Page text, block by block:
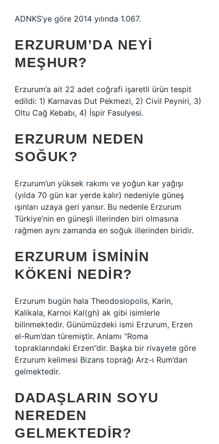
ADNKS’ye göre 2014 yılında 1.067.
ERZURUM’DA NEYI
MEŞHUR?
Erzurum’a ait 22 adet coğrafi işaretli ürün tespit
edildi: 1) Karnavas Dut Pekmezi, 2) Civil Peyniri, 3)
Oltu Cağ Kebabı, 4) İspir Fasulyesi.
ERZURUM NEDEN
SOĞUK?
Erzurum’un yüksek rakımı ve yoğun kar yağışı
(yılda 70 gün kar yerde kalır) nedeniyle güneş
ışınları uzaya geri yansır. Bu nedenle Erzurum
Türkiye’nin en güneşli illerinden biri olmasına
rağmen aynı zamanda en soğuk illerinden biridir.
ERZURUM ISMININ
KÖKENI NEDIR?
Erzurum bugün hala Theodosiopolis, Karin,
Kalikala, Karnoi Kal(gh) ak gibi isimlerle
bilinmektedir. Günümüzdeki ismi Erzurum, Erzen
el-Rum’dan türemiştir. Anlamı “Roma
topraklarındaki Erzen”dir. Başka bir rivayete göre
Erzurum kelimesi Bizans toprağı Arz-ı Rum’dan
gelmektedir.
DADAŞLARIN SOYU
NEREDEN
GELMEKTEDIR?